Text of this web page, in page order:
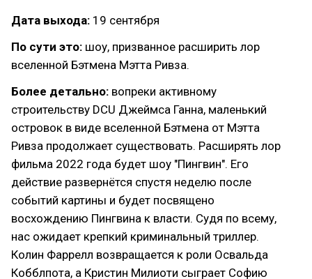
Дата выхода: 19 сентября
По сути это: шоу, призванное расширить лор
вселенной Бэтмена Мэтта Ривза.
Более детально: вопреки активному
строительству DCU Джеймса Ганна, маленький
островок в виде вселенной Бэтмена от Мэтта
Ривза продолжает существовать. Расширять лор
фильма 2022 года будет шоу "Пингвин". Его
действие развернётся спустя неделю после
событий картины и будет посвящено
восхождению Пингвина к власти. Судя по всему,
нас ожидает крепкий криминальный триллер.
Колин Фаррелл возвращается к роли Освальда
Кобблпота, а Кристин Милиоти сыграет Софию